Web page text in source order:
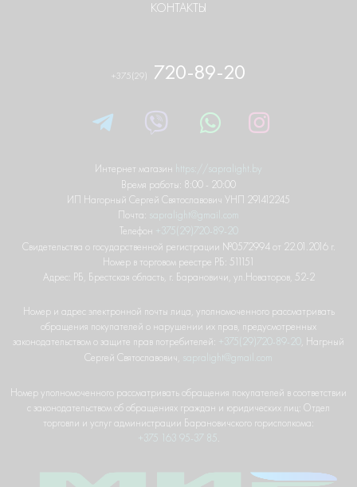
КОНТАКТЫ
+375(29) 720-89-20
Интернет магазин
https://sapralight.by
Время работы: 8:00 - 20:00
ИП Нагорный Сергей Святославович УНП 291412245
Почта:
sapralight@gmail.com
Телефон +375(29)720-89-20
Свидетельства о государственной регистрации №0572994 от 22.01.2016 г.
Номер в торговом реестре РБ: 511151
Адрес: РБ, Брестская область, г. Барановичи, ул.Новаторов, 52-2
Номер и адрес электронной почты лица, уполномоченного рассматривать
обращения покупателей о нарушении их прав, предусмотренных
законодательством о защите прав потребителей: +375(29)720-89-20 , Нагрный
Сергей Святославович,
sapralight@gmail.com
Номер уполномоченного рассматривать обращения покупателей в соответствии
с законодательством об обращениях граждан и юридических лиц: Отдел
торговли и услуг администрации Барановичского горисполкома:
+375 163 95-37 85 .